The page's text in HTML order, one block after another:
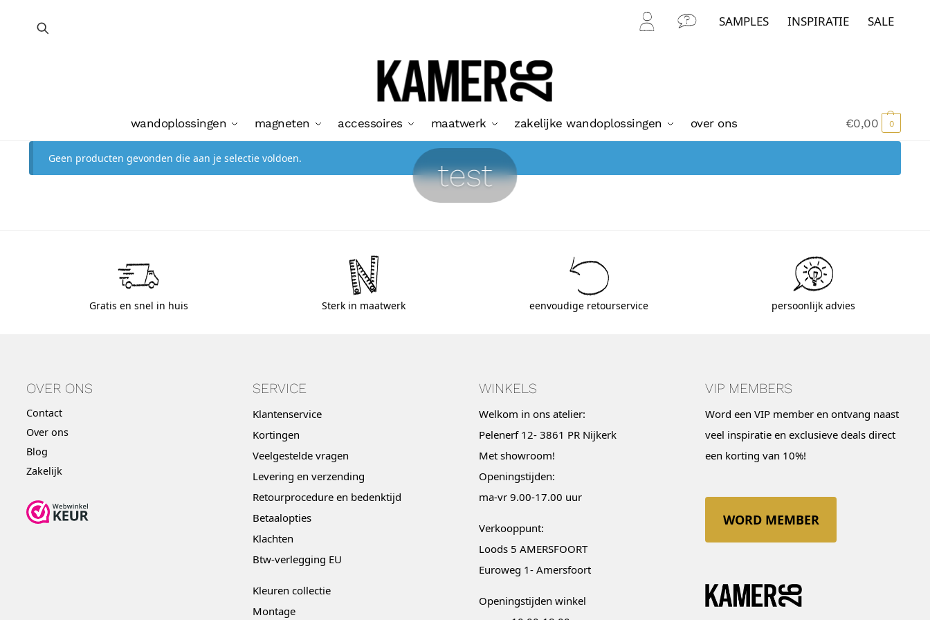
Mijn
Con
SAMPLES INSPIRATIE SALE
wandoplossingen magneten accessoires maatwerk zakelijke wandoplossingen over ons €0,00 0
test
Geen producten gevonden die aan je selectie voldoen.
Gratis en snel in huis Sterk in maatwerk eenvoudige retourservice persoonlijk advies
OVER ONS
Contact
Over ons
Blog
Zakelijk
SERVICE
Klantenservice
Kortingen
Veelgestelde vragen
Levering en verzending
Retourprocedure en bedenktijd
Betaalopties
Klachten
Btw-verlegging EU
Kleuren collectie
Montage
WINKELS
Welkom in ons atelier:
Pelenerf 12- 3861 PR Nijkerk
Met showroom!
Openingstijden:
ma-vr 9.00-17.00 uur
Verkooppunt:
Loods 5 AMERSFOORT
Euroweg 1- Amersfoort
Openingstijden winkel
VIP MEMBERS
Word een VIP member en ontvang naast
veel inspiratie en exclusieve deals direct
een korting van 10%!
WORD MEMBER